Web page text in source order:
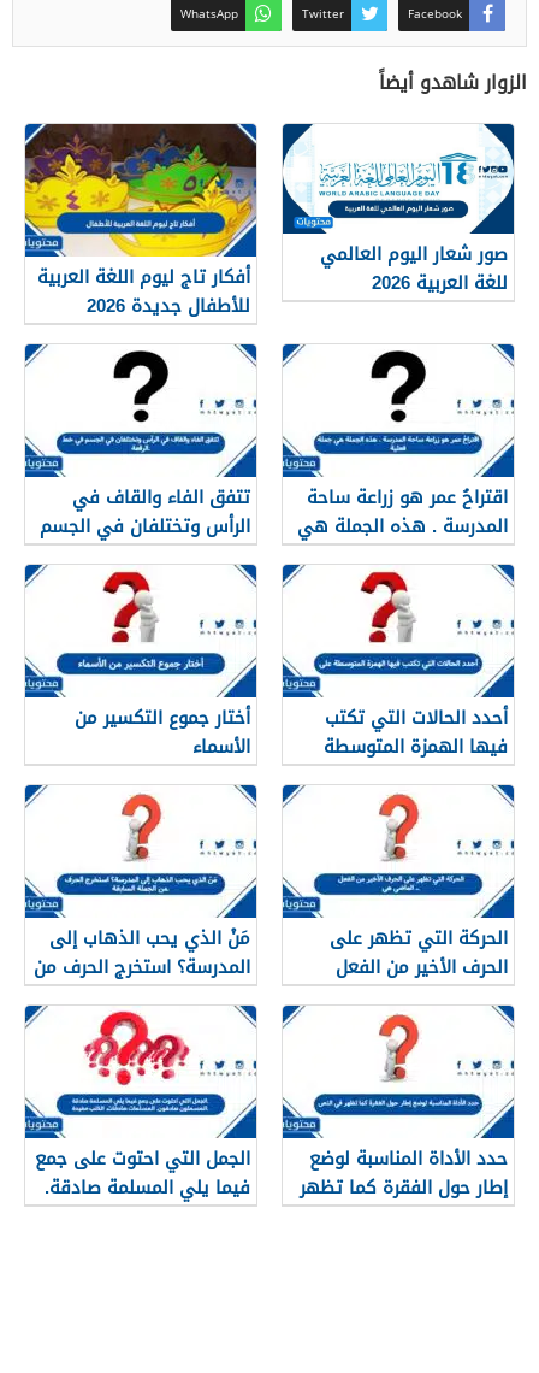
Facebook
Twitter
WhatsApp
الزوار شاهدو أيضاً
صور شعار اليوم العالمي
للغة العربية 2026
أفكار تاج ليوم اللغة العربية
للأطفال جديدة 2026
اقتراحُ عمر هو زراعة ساحة
المدرسة . هذه الجملة هي
جملة فعلية
تتفق الفاء والقاف في
الرأس وتختلفان في الجسم
في خط الرقعة.
أحدد الحالات التي تكتب
فيها الهمزة المتوسطة
على
أختار جموع التكسير من
الأسماء
الحركة التي تظهر على
الحرف الأخير من الفعل
الماضي هي ..
مَنْ الذي يحب الذهاب إلى
المدرسة؟ استخرج الحرف من
الجملة السابقة.
حدد الأداة المناسبة لوضع
إطار حول الفقرة كما تظهر
في النص
الجمل التي احتوت على جمع
فيما يلي المسلمة صادقة.
المسلمون صادقون.